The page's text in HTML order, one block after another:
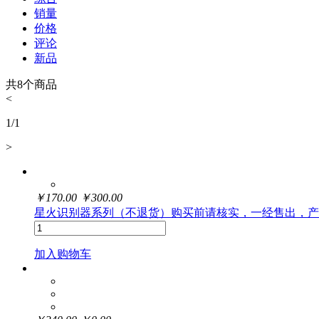
销量
价格
评论
新品
共8个商品
<
1/1
>
￥170.00 ￥300.00
星火识别器系列（不退货）购买前请核实，一经售出，
加入购物车